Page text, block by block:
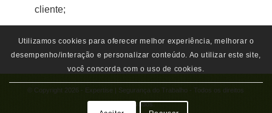
cliente;
© Copyright 2026 - Expertise | Segurança do Trabalho - Todos os direitos
Reservados.
Utilizamos cookies para oferecer melhor experiência, melhorar o
desempenho/interação e personalizar conteúdo. Ao utilizar este site,
você concorda com o uso de cookies.